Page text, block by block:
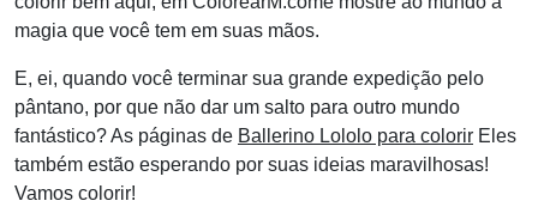
magia que você tem em suas mãos.
E, ei, quando você terminar sua grande expedição pelo
pântano, por que não dar um salto para outro mundo
fantástico? As páginas de Ballerino Lololo para colorir Eles
também estão esperando por suas ideias maravilhosas!
Vamos colorir!